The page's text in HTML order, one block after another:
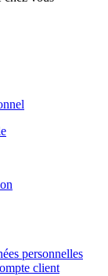
personnelles
client